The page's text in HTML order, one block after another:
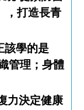
，打造長青
該學的是